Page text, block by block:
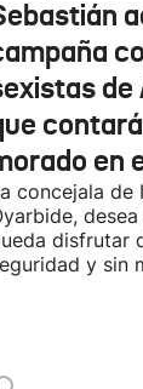
de
en
concejala de
disfrutar
y sin